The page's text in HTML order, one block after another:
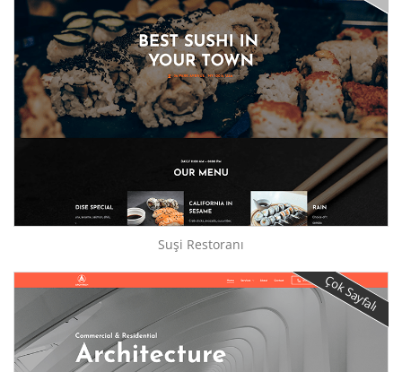
Suşi Restoranı
Çok Sayfalı